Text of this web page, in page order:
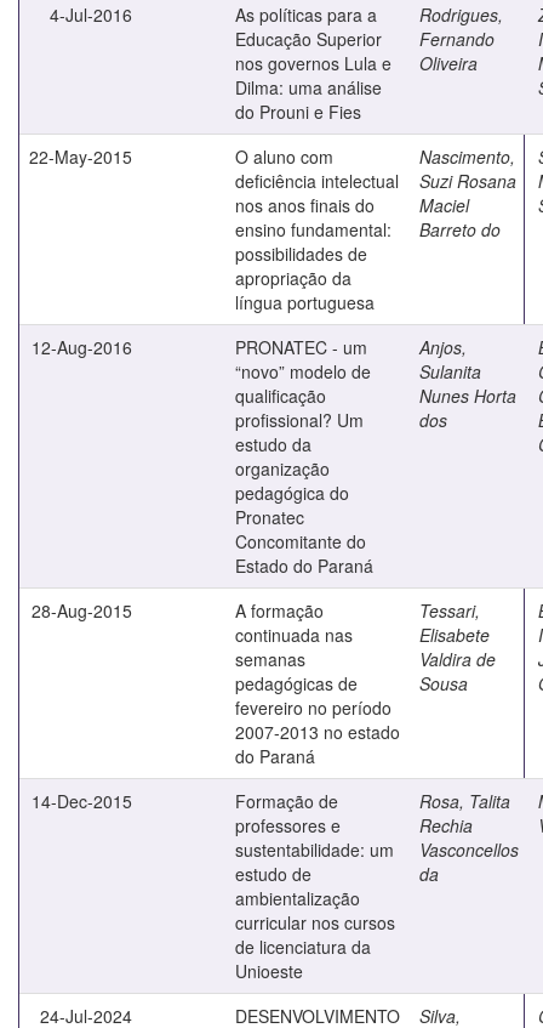
4-Jul-2016
As políticas para a
Educação Superior
nos governos Lula e
Dilma: uma análise
do Prouni e Fies
Rodrigues,
Fernando
Oliveira
22-May-2015
O aluno com
deficiência intelectual
nos anos finais do
ensino fundamental:
possibilidades de
apropriação da
língua portuguesa
Nascimento,
Suzi Rosana
Maciel
Barreto do
12-Aug-2016
PRONATEC - um
“novo” modelo de
qualificação
profissional? Um
estudo da
organização
pedagógica do
Pronatec
Concomitante do
Estado do Paraná
Anjos,
Sulanita
Nunes Horta
dos
28-Aug-2015
A formação
continuada nas
semanas
pedagógicas de
fevereiro no período
2007-2013 no estado
do Paraná
Tessari,
Elisabete
Valdira de
Sousa
14-Dec-2015
Formação de
professores e
sustentabilidade: um
estudo de
ambientalização
curricular nos cursos
de licenciatura da
Unioeste
Rosa, Talita
Rechia
Vasconcellos
da
24-Jul-2024
DESENVOLVIMENTO
Silva,